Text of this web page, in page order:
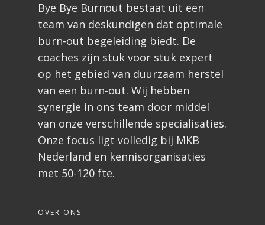
Bye Bye Burnout bestaat uit een
team van deskundigen dat optimale
burn-out begeleiding biedt. De
coaches zijn stuk voor stuk expert
op het gebied van duurzaam herstel
van een burn-out. Wij hebben
synergie in ons team door middel
van onze verschillende specialisaties.
Onze focus ligt volledig bij MKB
Nederland en kennisorganisaties
met 50-120 fte.
OVER ONS